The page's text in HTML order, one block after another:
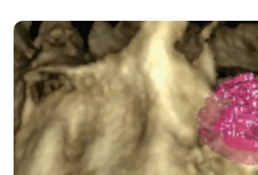
близкое расположение верхнечелюстной
хирургического лечения и анализ
отражены в медиафайлах ниже. Таким
глубокоочищенной ксенопластической
синуслифтинге позволило уже к исходу
операции получить регенерат,
D3.